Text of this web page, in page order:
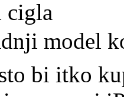
cigla
model
bi itko